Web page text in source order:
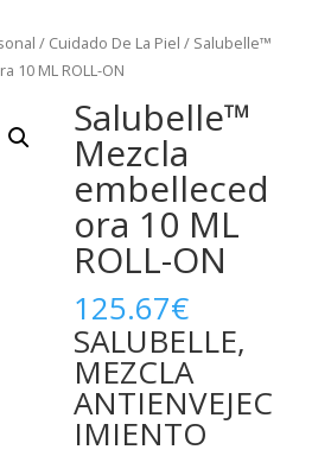
/ Cuidado De La Piel / Salubelle™
10 ML ROLL-ON
Salubelle™
Mezcla
embelleced
ora 10 ML
ROLL-ON
125.67€
SALUBELLE,
MEZCLA
ANTIENVEJEC
IMIENTO